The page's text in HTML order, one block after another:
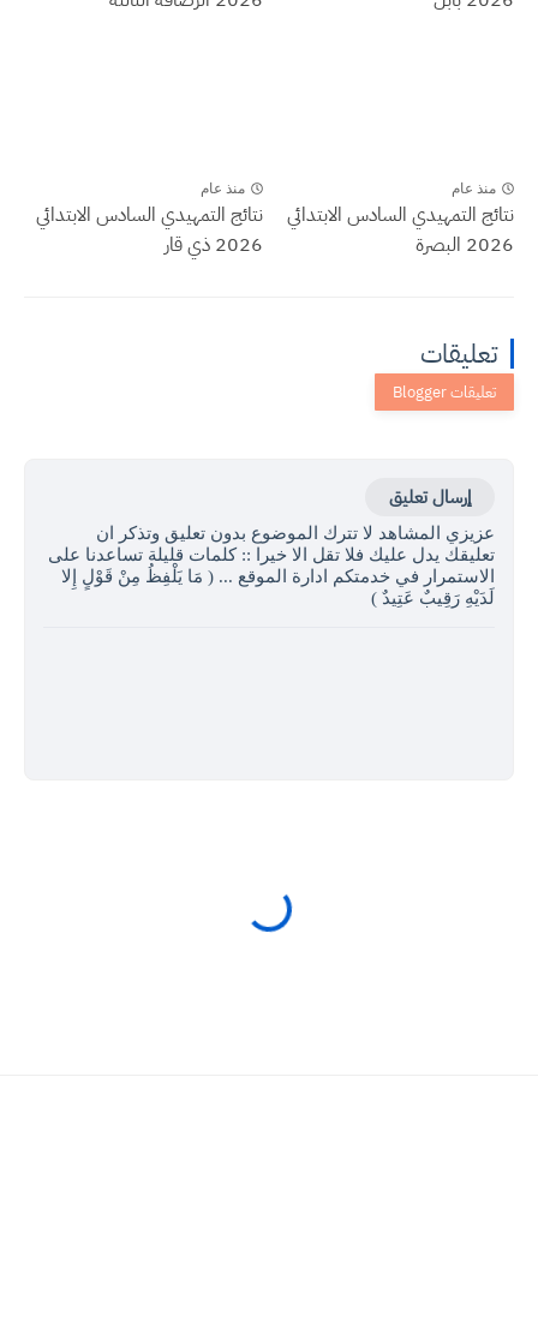
منذ عام
نتائج التمهيدي السادس الابتدائي
2026 البصرة
منذ عام
نتائج التمهيدي السادس الابتدائي
2026 ذي قار
تعليقات
إرسال تعليق
عزيزي المشاهد لا تترك الموضوع بدون تعليق وتذكر ان
تعليقك يدل عليك فلا تقل الا خيرا :: كلمات قليلة تساعدنا على
الاستمرار في خدمتكم ادارة الموقع ... ( مَا يَلْفِظُ مِنْ قَوْلٍ إِلا
لَدَيْهِ رَقِيبٌ عَتِيدٌ )